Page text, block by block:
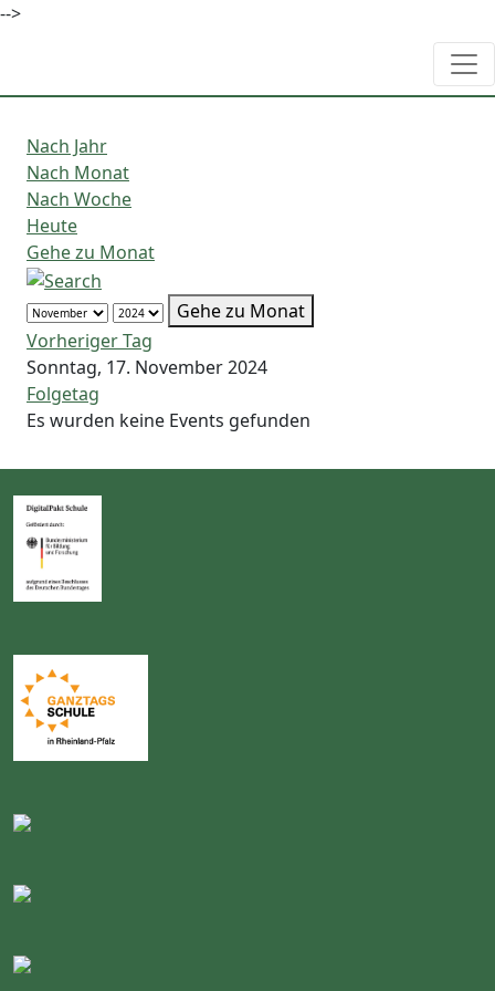
-->
Nach Jahr
Nach Monat
Nach Woche
Heute
Gehe zu Monat
Gehe zu Monat
Vorheriger Tag
Sonntag, 17. November 2024
Folgetag
Es wurden keine Events gefunden